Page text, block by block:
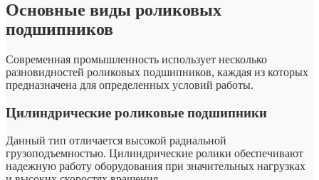
Основные виды роликовых
подшипников
Современная промышленность использует несколько
разновидностей роликовых подшипников, каждая из которых
предназначена для определенных условий работы.
Цилиндрические роликовые подшипники
Данный тип отличается высокой радиальной
грузоподъемностью. Цилиндрические ролики обеспечивают
надежную работу оборудования при значительных нагрузках